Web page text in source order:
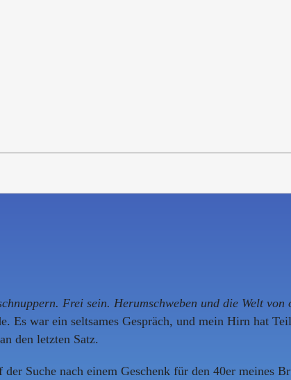
Frei sein. Herumschweben und die Welt von
Es war ein seltsames Gespräch, und mein Hirn hat
den letzten Satz.
Suche nach einem Geschenk für den 40er meines